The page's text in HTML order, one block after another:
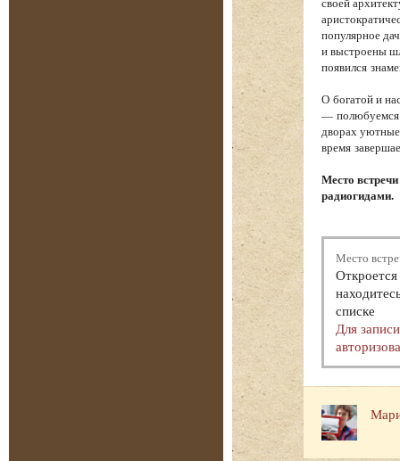
популярное
и выстроены
появился
О богатой и
— полюбуемся
дворах
время
Место
радиогидами.
Место
списке
Для